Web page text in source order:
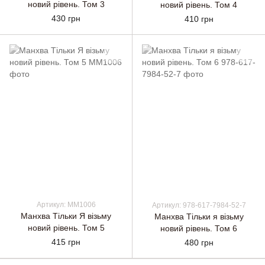
новий рівень. Том 3
430 грн
новий рівень. Том 4
410 грн
Артикул: ММ1006
Манхва Тільки Я візьму
новий рівень. Том 5
415 грн
Артикул: 978-617-7984-52-7
Манхва Тільки я візьму
новий рівень. Том 6
480 грн